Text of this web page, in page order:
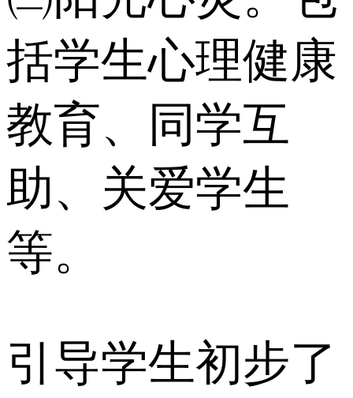
括学生心理健康
教育、同学互
助、关爱学生
等。
引导学生初步了